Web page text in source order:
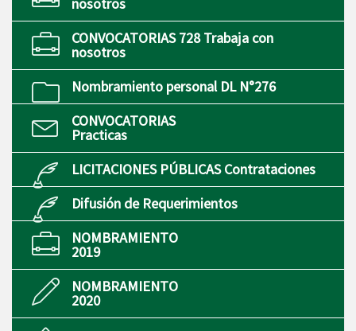
CONVOCATORIAS 728 Trabaja con
nosotros
Nombramiento personal DL N°276
CONVOCATORIAS
Practicas
LICITACIONES PÚBLICAS Contrataciones
Difusión de Requerimientos
NOMBRAMIENTO
2019
NOMBRAMIENTO
2020